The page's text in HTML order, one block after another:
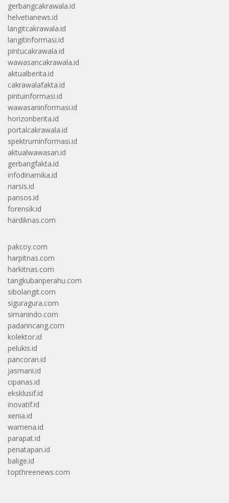
gerbangcakrawala.id
helvetianews.id
langitcakrawala.id
langitinformasi.id
pintucakrawala.id
wawasancakrawala.id
aktualberita.id
cakrawalafakta.id
pintuinformasi.id
wawasaninformasi.id
horizonberita.id
portalcakrawala.id
spektruminformasi.id
aktualwawasan.id
gerbangfakta.id
infodinamika.id
narsis.id
pansos.id
forensik.id
hardiknas.com
pakcoy.com
harpitnas.com
harkitnas.com
tangkubanperahu.com
sibolangit.com
siguragura.com
simanindo.com
padarincang.com
kolektor.id
pelukis.id
pancoran.id
jasmani.id
cipanas.id
eksklusif.id
inovatif.id
xenia.id
wamena.id
parapat.id
penatapan.id
balige.id
topthreenews.com